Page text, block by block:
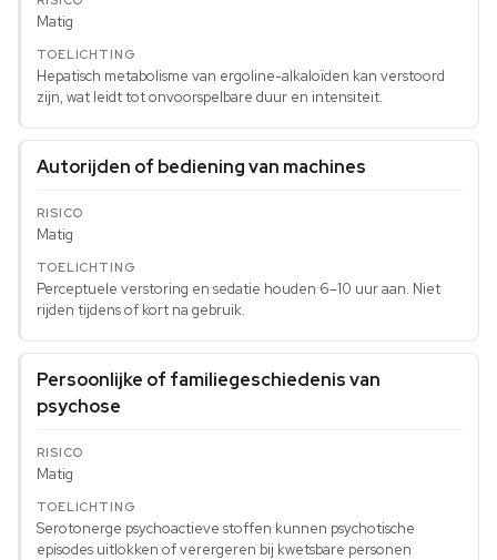
Matig
Hepatisch metabolisme van ergoline-alkaloïden kan verstoord
zijn, wat leidt tot onvoorspelbare duur en intensiteit.
Autorijden of bediening van machines
Matig
Perceptuele verstoring en sedatie houden 6–10 uur aan. Niet
rijden tijdens of kort na gebruik.
Persoonlijke of familiegeschiedenis van
psychose
Matig
Serotonerge psychoactieve stoffen kunnen psychotische
episodes uitlokken of verergeren bij kwetsbare personen